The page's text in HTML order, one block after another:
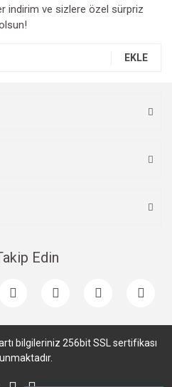
indirim ve sizlere özel sürpriz
EKLE
Edin
bilgileriniz 256bit SSL sertifikası